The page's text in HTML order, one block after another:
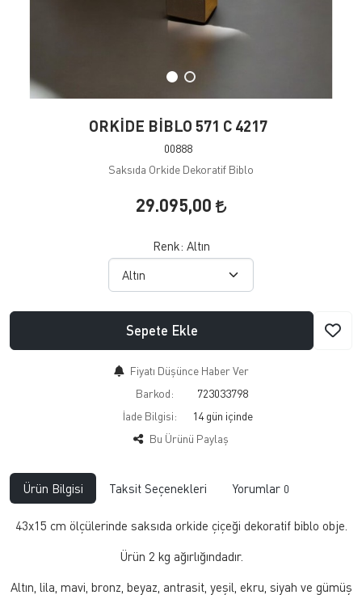
ORKİDE BİBLO 571 C 4217
00888
Saksıda Orkide Dekoratif Biblo
29.095,00
Renk: Altın
Sepete Ekle
Fiyatı Düşünce Haber Ver
Barkod:
723033798
İade Bilgisi:
Bu Ürünü Paylaş
Ürün Bilgisi Taksit Seçenekleri Yorumlar 0
43x15 cm ölçülerinde saksıda orkide çiçeği dekoratif biblo obje.
Ürün 2 kg ağırlığındadır.
Altın, lila, mavi, bronz, beyaz, antrasit, yeşil, ekru, siyah ve gümüş